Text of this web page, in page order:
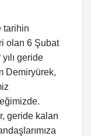
tarihin
olan 6 Şubat
geride
Demiryürek,
geride kalan